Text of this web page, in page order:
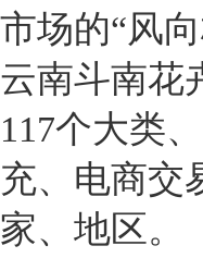
市场的“风
云南斗南花
117个大类
充、电商交
家、地区。